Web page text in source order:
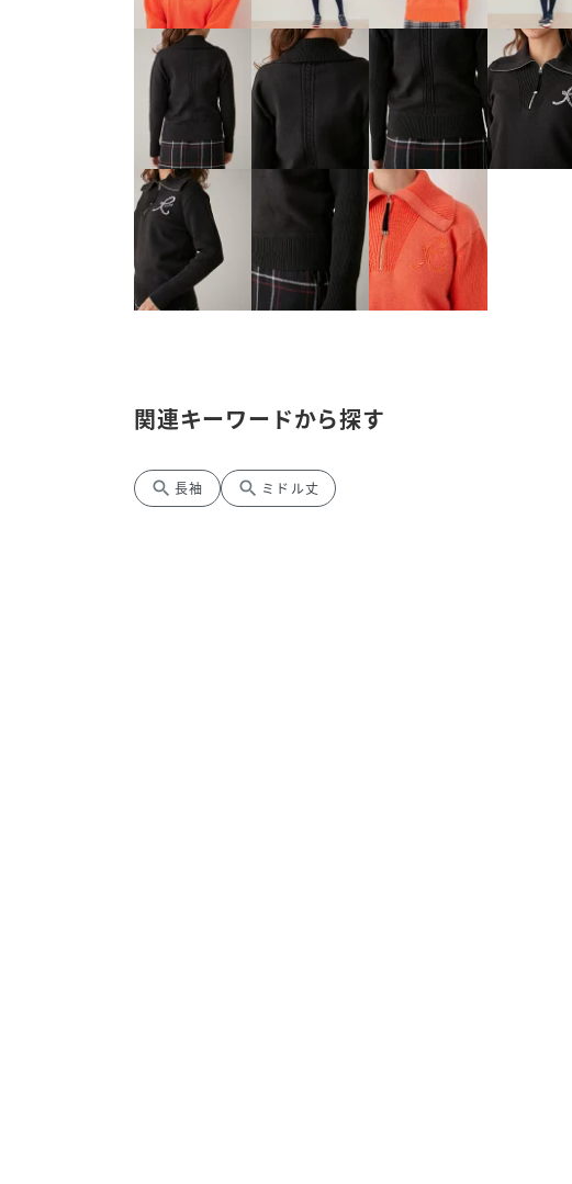
関連キーワードから探す
search 長袖 search ミドル丈